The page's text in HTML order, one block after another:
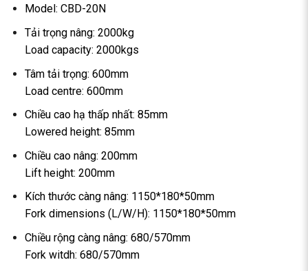
Model: CBD-20N
Tải trọng nâng: 2000kg
Load capacity: 2000kgs
Tâm tải trọng: 600mm
Load centre: 600mm
Chiều cao hạ thấp nhất: 85mm
Lowered height: 85mm
Chiều cao nâng: 200mm
Lift height: 200mm
Kích thước càng nâng: 1150*180*50mm
Fork dimensions (L/W/H): 1150*180*50mm
Chiều rộng càng nâng: 680/570mm
Fork witdh: 680/570mm